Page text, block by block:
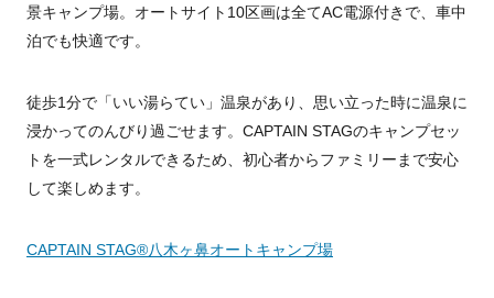
景キャンプ場。オートサイト10区画は全てAC電源付きで、車中
泊でも快適です。
徒歩1分で「いい湯らてい」温泉があり、思い立った時に温泉に
浸かってのんびり過ごせます。CAPTAIN STAGのキャンプセッ
トを一式レンタルできるため、初心者からファミリーまで安心
して楽しめます。
CAPTAIN STAG®八木ヶ鼻オートキャンプ場